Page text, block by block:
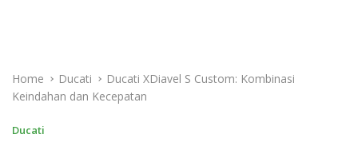
Home Ducati
Ducati XDiavel S Custom: Kombinasi
Keindahan dan Kecepatan
Ducati